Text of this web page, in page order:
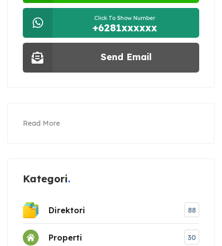
Click To Show Number
+6281xxxxxx
Send Email
Read More
Kategori
Direktori 88
Properti 30